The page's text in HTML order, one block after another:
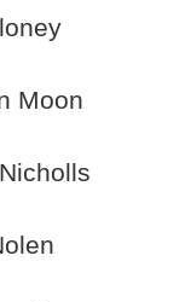
Moon